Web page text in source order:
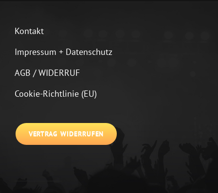
Kontakt
Impressum + Datenschutz
AGB / WIDERRUF
Cookie-Richtlinie (EU)
VERTRAG WIDERRUFEN